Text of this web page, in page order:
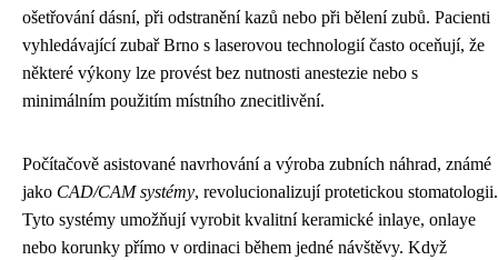
ošetřování dásní, při odstranění kazů nebo při bělení zubů. Pacienti
vyhledávající zubař Brno s laserovou technologií často oceňují, že
některé výkony lze provést bez nutnosti anestezie nebo s
minimálním použitím místního znecitlivění.
Počítačově asistované navrhování a výroba zubních náhrad, známé
jako CAD/CAM systémy, revolucionalizují protetickou stomatologii.
Tyto systémy umožňují vyrobit kvalitní keramické inlaye, onlaye
nebo korunky přímo v ordinaci během jedné návštěvy. Když